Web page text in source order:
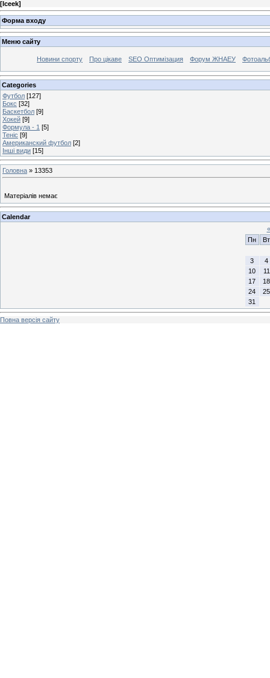
[Iceek]
Форма входу
Меню сайту
Новини спорту Про цікаве SEO Оптимізация Форум ЖНАЕУ
Categories
Футбол [127]
Бокс [32]
Баскетбол [9]
Хокей [9]
Формула - 1 [5]
Теніс [9]
Американский футбол [2]
Інші види [15]
Головна » 13353
Матеріалів немає
Calendar
«
Пн
Вт
3
4
10
11
17
18
24
25
31
Повна версія сайту